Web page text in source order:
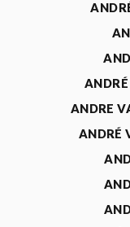
ANDRE
ANDRÉ